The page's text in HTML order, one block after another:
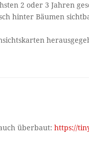
2 oder 3 Jahren
hinter Bäumen
überbaut:https://